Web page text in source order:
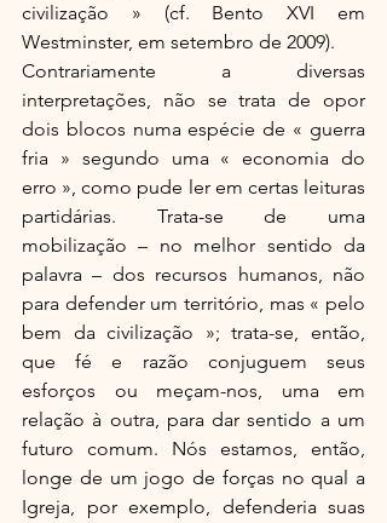
civilização » (cf. Bento XVI em
Westminster, em setembro de 2009).
Contrariamente a diversas
interpretações, não se trata de opor
dois blocos numa espécie de « guerra
fria » segundo uma « economia do
erro », como pude ler em certas leituras
partidárias. Trata-se de uma
mobilização – no melhor sentido da
palavra – dos recursos humanos, não
para defender um território, mas « pelo
bem da civilização »; trata-se, então,
que fé e razão conjuguem seus
esforços ou meçam-nos, uma em
relação à outra, para dar sentido a um
futuro comum. Nós estamos, então,
longe de um jogo de forças no qual a
Igreja, por exemplo, defenderia suas